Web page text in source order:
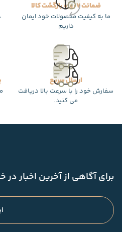
ضمانت 7 روزه بازگشت کالا
ما به کیفیت محصولات خود ایمان
داریم
ارسال سریع
سفارش خود را با سرعت بالا دریافت
می کنید.
برای آگاهی از آخرین اخبار